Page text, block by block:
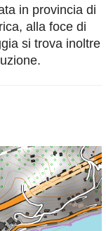
in provincia di
alla foce di
si trova inoltre